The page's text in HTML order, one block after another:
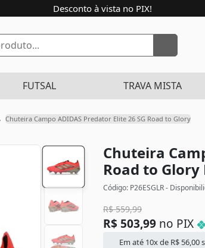
Desconto à vista no PIX!
FUTSAL TRAVA MISTA
Chuteira Campo ADIDAS Predator Elite 26 SG Road to Glory
Chuteira
Road to Glory
Código: P26ESGLR -
R$559,99
R$ 503,99 no PIX
Em até 10x de R$ 56,00